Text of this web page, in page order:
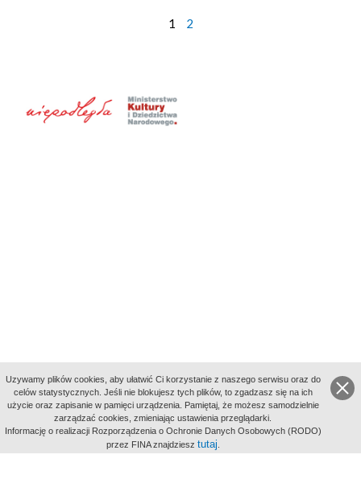
1 2
aktywności
Uzywamy plików cookies, aby ułatwić Ci korzystanie z naszego serwisu oraz do
celów statystycznych. Jeśli nie blokujesz tych plików, to zgadzasz się na ich
użycie oraz zapisanie w pamięci urządzenia. Pamiętaj, że możesz samodzielnie
zarządzać cookies, zmieniając ustawienia przeglądarki.
Informację o realizacji Rozporządzenia o Ochronie Danych Osobowych (RODO)
przez FINA znajdziesz tutaj